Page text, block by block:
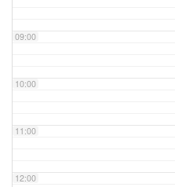
09:00
10:00
11:00
12:00